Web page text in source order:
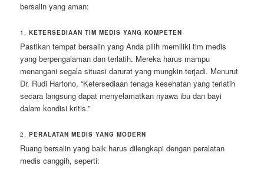
bersalin yang aman:
1.KETERSEDIAAN TIM MEDIS YANG KOMPETEN
Pastikan tempat bersalin yang Anda pilih memiliki tim medis
yang berpengalaman dan terlatih. Mereka harus mampu
menangani segala situasi darurat yang mungkin terjadi. Menurut
Dr. Rudi Hartono, “Ketersediaan tenaga kesehatan yang terlatih
secara langsung dapat menyelamatkan nyawa ibu dan bayi
dalam kondisi kritis.”
2.PERALATAN MEDIS YANG MODERN
Ruang bersalin yang baik harus dilengkapi dengan peralatan
medis canggih, seperti: